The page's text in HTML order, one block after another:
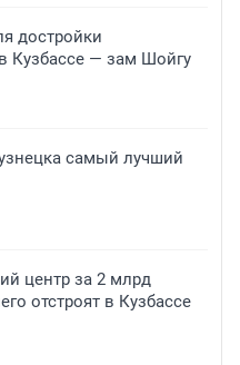
достройки
Кузбассе — зам Шойгу
самый лучший
центр за 2 млрд
отстроят в Кузбассе